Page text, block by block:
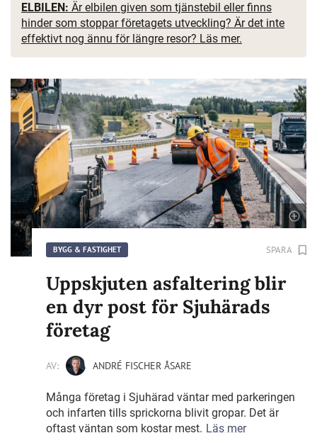
ELBILEN: Är elbilen given som tjänstebil eller finns
hinder som stoppar företagets utveckling? Är det inte
effektivt nog ännu för längre resor? Läs mer.
BYGG & FASTIGHET SPARA
Uppskjuten asfaltering blir
en dyr post för Sjuhärads
företag
AV: ANDRÉ FISCHER ÅSARE
Många företag i Sjuhärad väntar med parkeringen
och infarten tills sprickorna blivit gropar. Det är
oftast väntan som kostar mest. Läs mer